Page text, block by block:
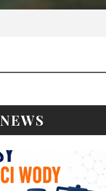
NEWS